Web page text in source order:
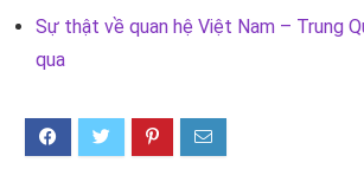
Sự thật về quan hệ Việt Nam – Trung
qua